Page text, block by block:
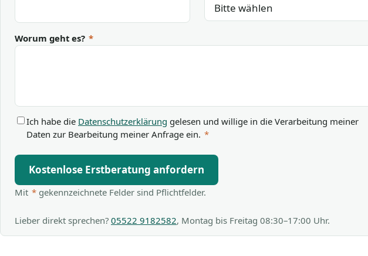
Worum geht es? *
Ich habe die Datenschutzerklärung gelesen und willige in die Verarbeitung meiner
Daten zur Bearbeitung meiner Anfrage ein. *
Kostenlose Erstberatung anfordern
Mit * gekennzeichnete Felder sind Pflichtfelder.
Lieber direkt sprechen? 05522 9182582, Montag bis Freitag 08:30–17:00 Uhr.